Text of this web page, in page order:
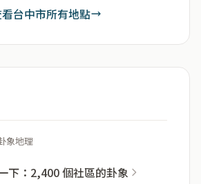
台中市所有地點
象地理
下：2,400 個社區的卦象